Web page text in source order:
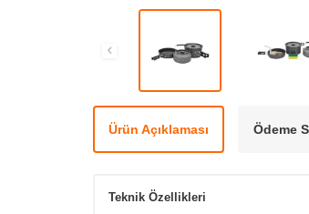
Ürün Açıklaması Ödeme
Teknik Özellikleri